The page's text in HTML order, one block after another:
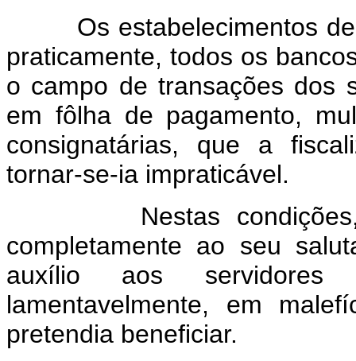
Os estabelecimentos de
praticamente, todos os
o campo de transações dos
em fôlha de pagamento,
consignatárias, que a
tornar-se-ia impraticável.
Nestas condições, a
completamente ao seu
auxílio aos servidores
lamentavelmente, em
pretendia beneficiar.